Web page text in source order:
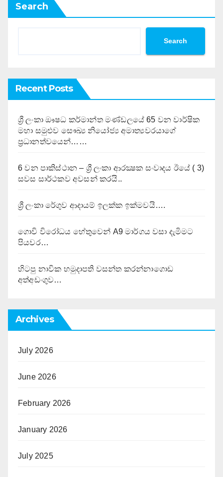
Search
Search
Recent Posts
ශ්‍රී ලංකා ඖෂධ කර්මාන්ත මණ්ඩලයේ 65 වන වාර්ෂික
මහා සමුළුව සෞඛ්‍ය නියෝජ්‍ය අමාත්‍යවරයාගේ
ප්‍රධානත්වයෙන්……
6 වන පාකිස්ථාන – ශ්‍රී ලංකා ආරක්‍ෂක සංවාදය ඊයේ ( 3)
සවස සාර්ථකව අවසන් කරයි..
ශ්‍රී ලංකා රේගුව ආදායම් ඉලක්ක ඉක්මවයි….
ගොවි විරෝධය හේතුවෙන් A9 මාර්ගය වසා දැමිමට
පියවර…
හිටපු නාවික හමුදාපති වසන්ත කරන්නාගොඩ
අත්අඩංගුව…
Archives
July 2026
June 2026
February 2026
January 2026
July 2025